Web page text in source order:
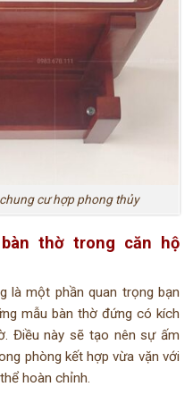
cư hợp phong thủy
thờ trong căn hộ
là một phần quan trọng bạn
mẫu bàn thờ đứng có kích
Điều này sẽ tạo nên sự ấm
phòng kết hợp vừa vặn với
hoàn chỉnh.